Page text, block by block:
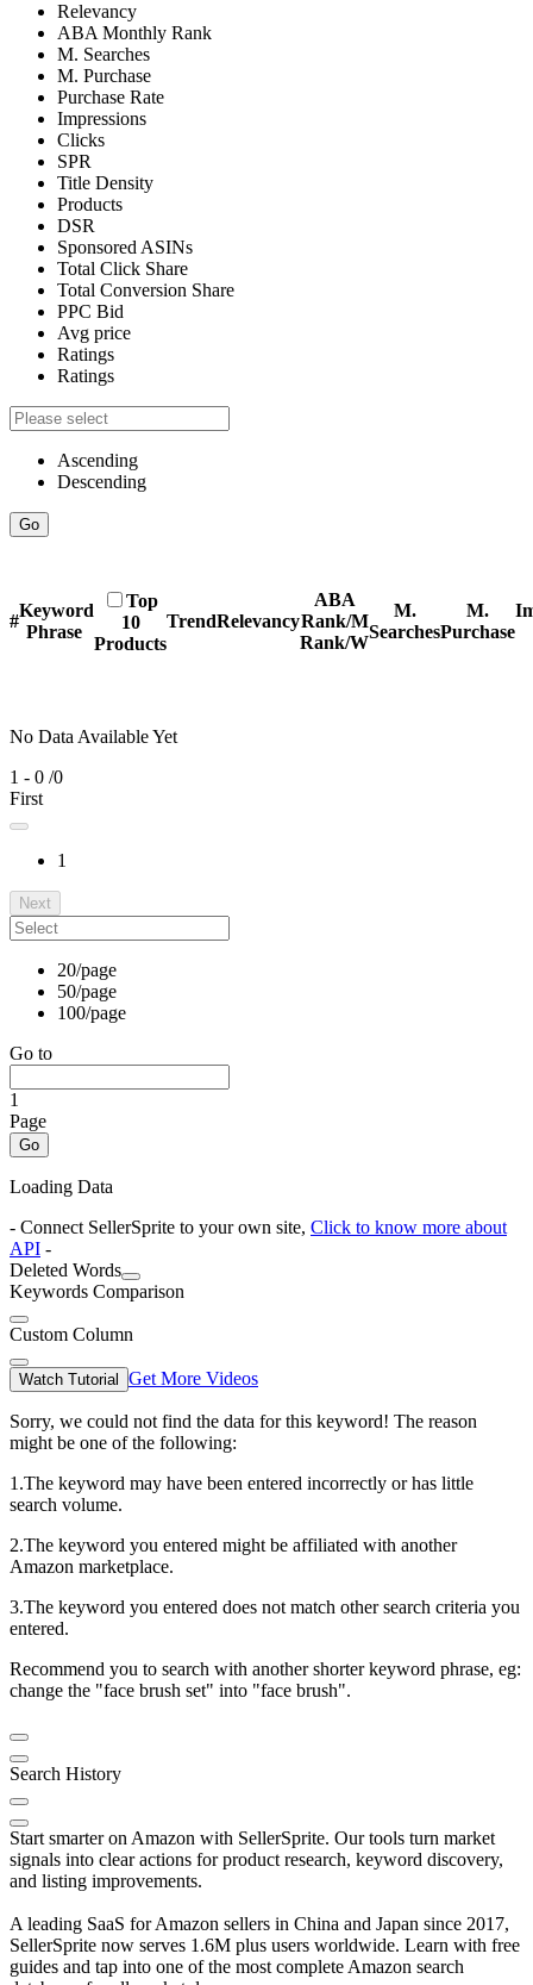
Relevancy
ABA Monthly Rank
M. Searches
M. Purchase
Purchase Rate
Impressions
Clicks
SPR
Title Density
Products
DSR
Sponsored ASINs
Total Click Share
Total Conversion Share
PPC Bid
Avg price
Ratings
Ratings
Ascending
Descending
Go
#
Keyword
Phrase
Top
10
Products
TrendRelevancy
ABA
Rank/M
Rank/W
M.
Searches
M.
Purchase
No Data Available Yet
1 - 0 /0
First
1
Next
20/page
50/page
100/page
Go to
1
Page
Go
Loading Data
- Connect SellerSprite to your own site, Click to know more about
API -
Deleted Words
Keywords Comparison
Custom Column
Watch Tutorial Get More Videos
Sorry, we could not find the data for this keyword! The reason
might be one of the following:
1.The keyword may have been entered incorrectly or has little
search volume.
2.The keyword you entered might be affiliated with another
Amazon marketplace.
3.The keyword you entered does not match other search criteria you
entered.
Recommend you to search with another shorter keyword phrase, eg:
change the "face brush set" into "face brush".
Search History
Start smarter on Amazon with SellerSprite. Our tools turn market
signals into clear actions for product research, keyword discovery,
and listing improvements.
A leading SaaS for Amazon sellers in China and Japan since 2017,
SellerSprite now serves 1.6M plus users worldwide. Learn with free
guides and tap into one of the most complete Amazon search